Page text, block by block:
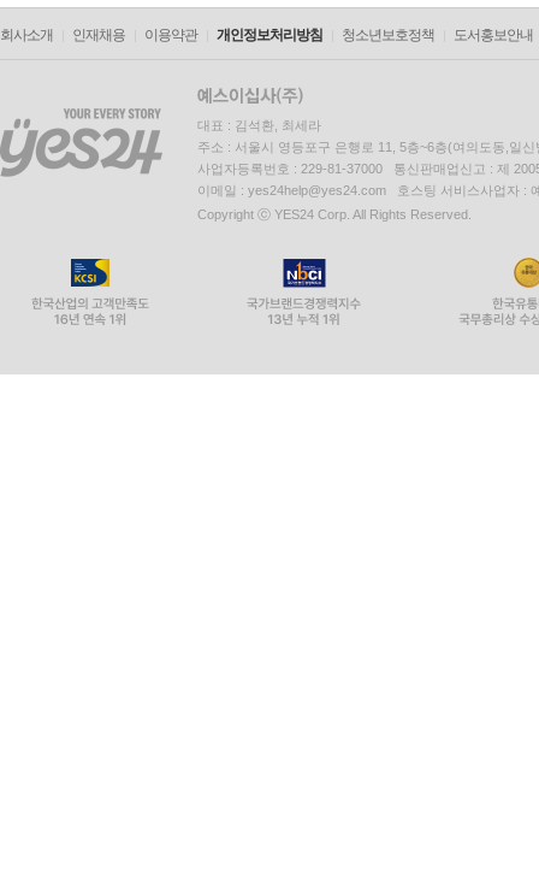
회사소개 인재채용 이용약관 개인정보처리방침 청소년보호정책 도서홍보안내
대표 : 김석환, 최세라
주소 : 서울시 영등포구 은행로 11, 5층~6층(여의도동,일신
사업자등록번호 : 229-81-37000 통신판매업신고 : 제
이메일 : yes24help@yes24.com 호스팅 서비스사업자 :
Copyright ⓒ YES24 Corp. All Rights Reserved.